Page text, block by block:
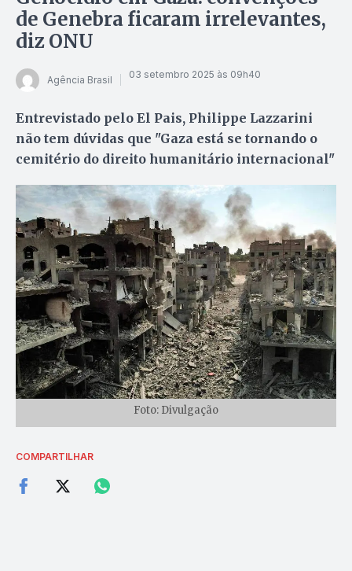
de Genebra ficaram irrelevantes,
diz ONU
Agência Brasil 03 setembro 2025 às 09h40
Entrevistado pelo El Pais, Philippe Lazzarini
não tem dúvidas que "Gaza está se tornando o
cemitério do direito humanitário internacional"
Foto: Divulgação
COMPARTILHAR